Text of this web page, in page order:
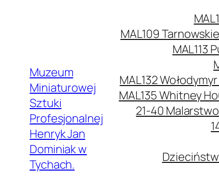
Muzeum
Miniaturowej
Sztuki
Profesjonalnej
Henryk Jan
Dominiak w
Tychach.
MAL109
MAL113
MAL132
MAL135 Whitney
21-40 Malarstwo